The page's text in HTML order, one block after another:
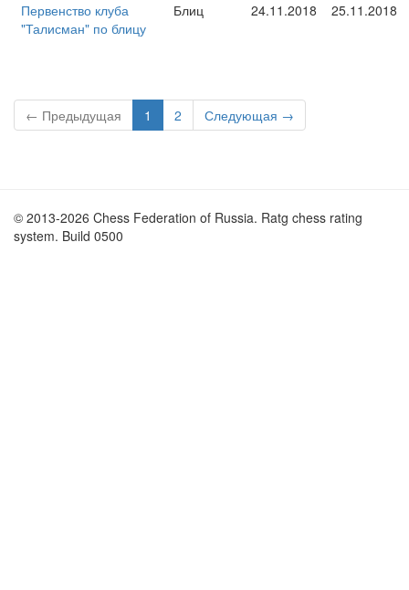
Первенство клуба
"Талисман" по блицу
Блиц 24.11.2018 25.11.2018
← Предыдущая 1 2 Следующая →
© 2013-2026 Chess Federation of Russia. Ratg chess rating
system. Build 0500